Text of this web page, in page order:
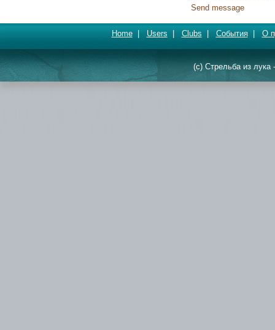
Send message
Home| Users Clubs События| О
(c) Стрельба из лука